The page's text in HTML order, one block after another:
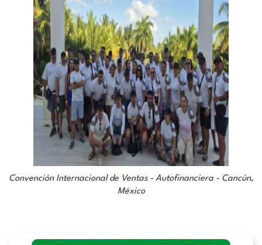
Convención Internacional de Ventas - Autofinanciera - Cancún,
México